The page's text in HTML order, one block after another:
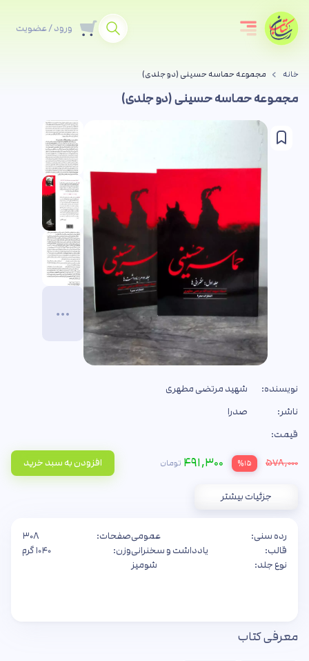
ورود / عضویت
خانه مجموعه حماسه حسینی (دو جلدی)
مجموعه حماسه حسینی (دو جلدی)
نویسنده:
شهید مرتضی مطهری
ناشر:
صدرا
قیمت:
۵۷۸,۰۰۰ %۱۵ ۴۹۱,۳۰۰ تومان افزودن به سبد خرید
جزئیات بیشتر
رده سنی:
عمومی
قالب:
یادداشت و سخنرانی
نوع جلد:
شومیز
صفحات:
۳۰۸
وزن:
۱۰۴۰ گرم
معرفی کتاب